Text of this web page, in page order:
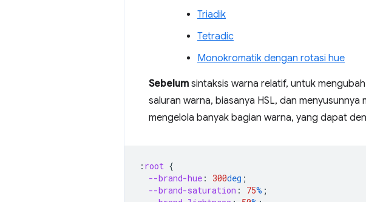
Triadik
Tetradic
Monokromatik dengan rotasi hue
Sebelum sintaksis warna relatif, untuk
saluran warna, biasanya HSL, dan
mengelola banyak bagian warna, yang dapat
: root {
--brand-hue : 300deg ;
--brand-saturation : 75% ;